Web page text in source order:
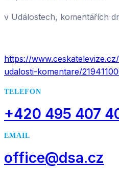
v Událostech, komentářích
https://
udalosti-komentare/
TELEFON
+420 495 407
EMAIL
office@dsa.cz